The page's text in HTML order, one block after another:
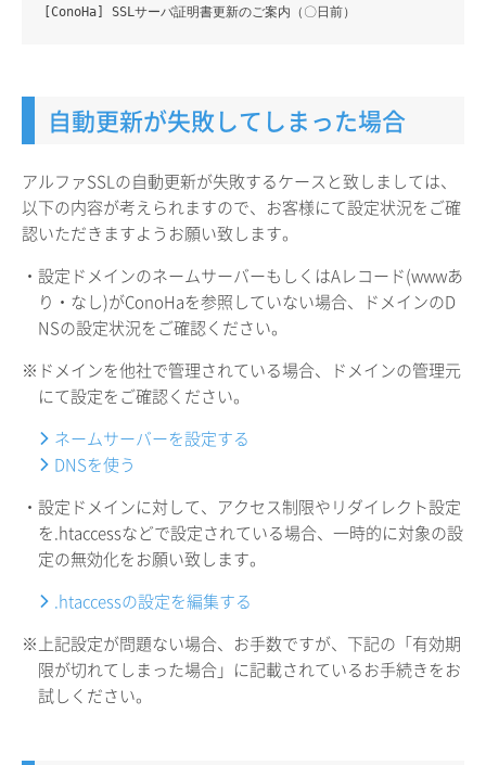
[ConoHa] SSLサーバ証明書更新のご案内（〇日前）
自動更新が失敗してしまった場合
アルファSSLの自動更新が失敗するケースと致しましては、
以下の内容が考えられますので、お客様にて設定状況をご確
認いただきますようお願い致します。
・設定ドメインのネームサーバーもしくはAレコード(wwwあ
り・なし)がConoHaを参照していない場合、ドメインのD
NSの設定状況をご確認ください。
※ドメインを他社で管理されている場合、ドメインの管理元
にて設定をご確認ください。
ネームサーバーを設定する
DNSを使う
・設定ドメインに対して、アクセス制限やリダイレクト設定
を.htaccessなどで設定されている場合、一時的に対象の設
定の無効化をお願い致します。
.htaccessの設定を編集する
※上記設定が問題ない場合、お手数ですが、下記の「有効期
限が切れてしまった場合」に記載されているお手続きをお
試しください。